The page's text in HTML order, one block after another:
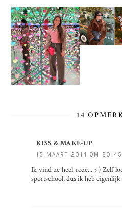
14
KISS & MAKE-UP
15 MAART 2014 OM 20:45
Ik vind ze heel roze... ;-) Zelf
sportschool, dus ik heb eigenlijk